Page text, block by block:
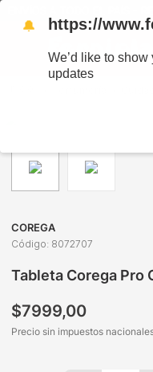
COREGA
Código: 8072707
Tableta Corega Pro
$7999,00
Precio sin impuestos
🔔 https://
We’d like to
updates